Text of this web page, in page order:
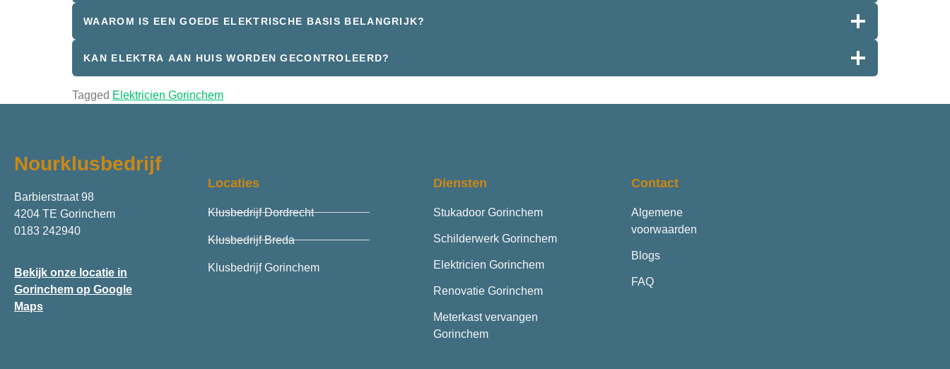
WAAROM IS EEN GOEDE ELEKTRISCHE BASIS BELANGRIJK?
KAN ELEKTRA AAN HUIS WORDEN GECONTROLEERD?
Tagged Elektricien Gorinchem
Nourklusbedrijf
Barbierstraat 98
4204 TE Gorinchem
0183 242940
Bekijk onze locatie in
Gorinchem op Google
Maps
Locaties
Klusbedrijf Dordrecht
Klusbedrijf Breda
Klusbedrijf Gorinchem
Diensten
Stukadoor Gorinchem
Schilderwerk Gorinchem
Elektricien Gorinchem
Renovatie Gorinchem
Meterkast vervangen
Gorinchem
Contact
Algemene
voorwaarden
Blogs
FAQ